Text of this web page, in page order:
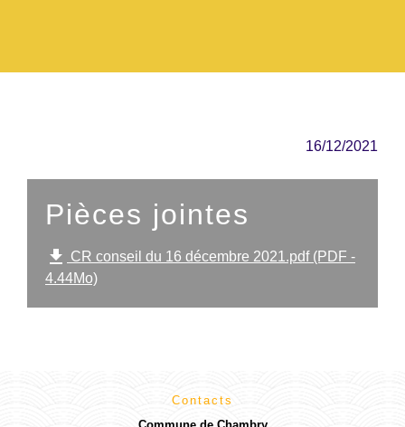
16/12/2021
Pièces jointes
file_download CR conseil du 16 décembre 2021.pdf (PDF -
4.44Mo)
Contacts